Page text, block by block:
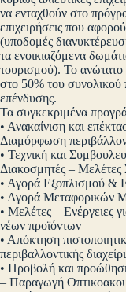
να ενταχθούν στο
επιχειρήσεις που
(υποδομές
τα ενοικιαζόμενα
τουρισμού). Το ανώτατο
στο 50% του συνολικού
επένδυσης.
Τα συγκεκριμένα
• Ανακαίνιση και
Διαμόρφωση
• Τεχνική και
Διακοσμητές – Μελέτες
• Αγορά Εξοπλισμού &
• Αγορά Μεταφορικών
• Μελέτες – Ενέργειες
νέων προϊόντων
• Απόκτηση
περιβαλλοντικής
• Προβολή και
– Παραγωγή